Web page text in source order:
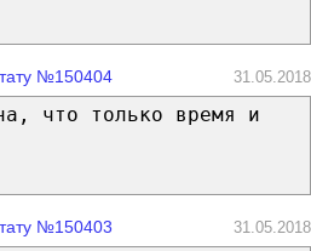
№150404 31.05.2018
что только время и
№150403 31.05.2018